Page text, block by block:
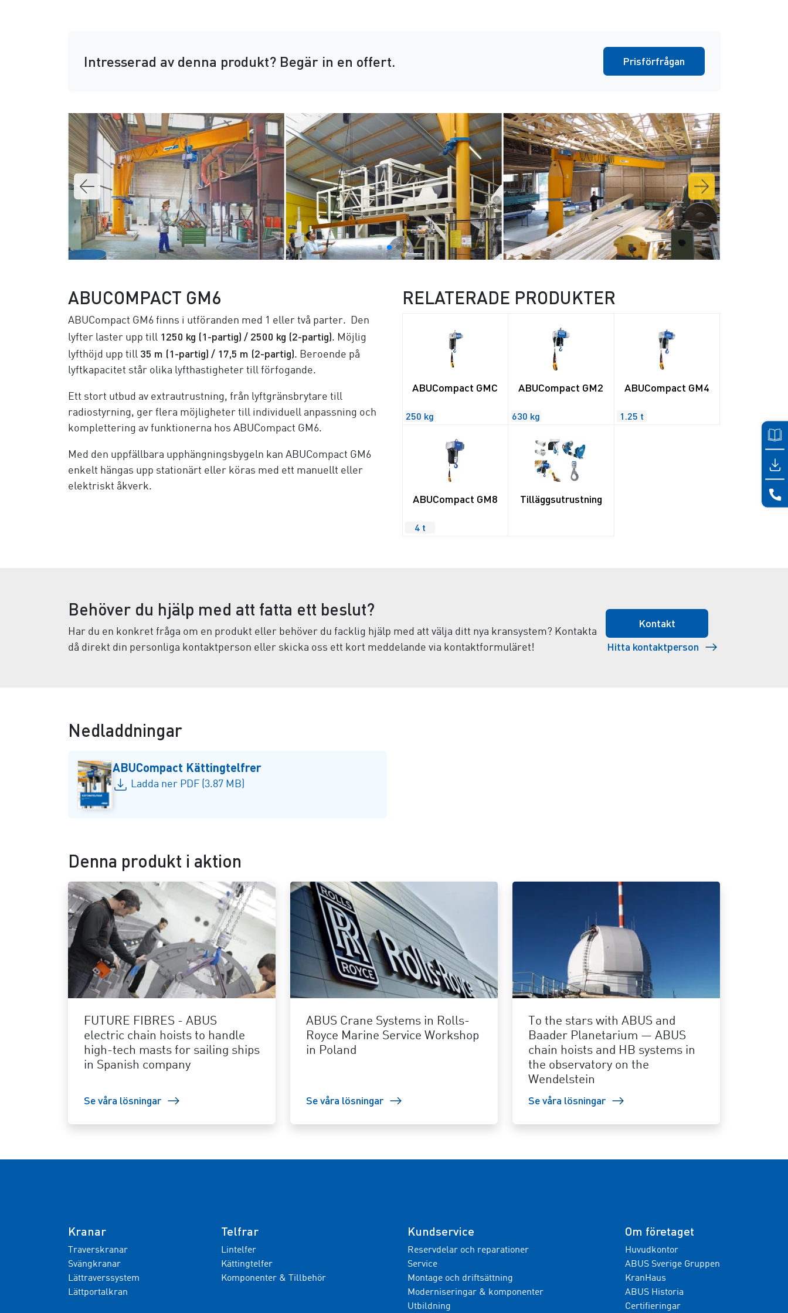
Intresserad av denna produkt? Begär in en offert. Prisförfrågan
ABUCOMPACT GM6
ABUCompact GM6 finns i utföranden med 1 eller två parter. Den
lyfter laster upp till 1250 kg (1-partig) / 2500 kg (2-partig). Möjlig
lyfthöjd upp till 35 m (1-partig) / 17,5 m (2-partig). Beroende på
lyftkapacitet står olika lyfthastigheter till förfogande.
Ett stort utbud av extrautrustning, från lyftgränsbrytare till
radiostyrning, ger flera möjligheter till individuell anpassning och
komplettering av funktionerna hos ABUCompact GM6.
Med den uppfällbara upphängningsbygeln kan ABUCompact GM6
enkelt hängas upp stationärt eller köras med ett manuellt eller
elektriskt åkverk.
RELATERADE PRODUKTER
ABUCompact GMC
250 kg
ABUCompact GM2
630 kg
ABUCompact GM4
1.25 t
ABUCompact GM8
4 t
Tilläggsutrustning
Behöver du hjälp med att fatta ett beslut?
Har du en konkret fråga om en produkt eller behöver du facklig hjälp med att välja ditt nya kransystem? Kontakta
då direkt din personliga kontaktperson eller skicka oss ett kort meddelande via kontaktformuläret!
Kontakt
Hitta kontaktperson
Nedladdningar
ABUCompact Kättingtelfrer
Ladda ner PDF (3.87 MB)
Denna produkt i aktion
FUTURE FIBRES - ABUS
electric chain hoists to handle
high-tech masts for sailing ships
in Spanish company
Se våra lösningar
ABUS Crane Systems in Rolls-
Royce Marine Service Workshop
in Poland
Se våra lösningar
To the stars with ABUS and
Baader Planetarium — ABUS
chain hoists and HB systems in
the observatory on the
Wendelstein
Se våra lösningar
Kranar
Traverskranar
Svängkranar
Lättraverssystem
Lättportalkran
Telfrar
Lintelfer
Kättingtelfer
Komponenter & Tillbehör
Kundservice
Reservdelar och reparationer
Service
Montage och driftsättning
Moderniseringar & komponenter
Utbildning
Om företaget
Huvudkontor
ABUS Sverige Gruppen
KranHaus
ABUS Historia
Certifieringar